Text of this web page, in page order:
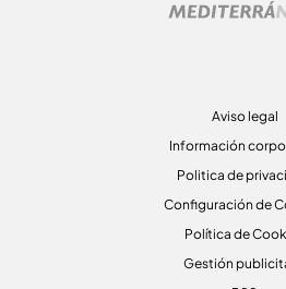
Aviso legal
Información
Politica de
Configuración de
Política de
Gestión